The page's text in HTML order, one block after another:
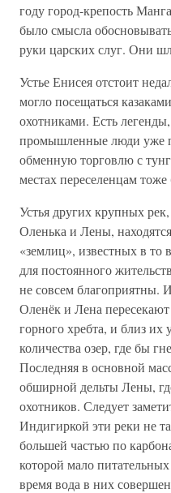
году город-крепость
было смысла
руки царских слуг. Они
Устье Енисея отстоит
могло посещаться
охотниками. Есть
промышленные люди уже
обменную торговлю с
местах переселенцам
Устья других крупных
Оленька и Лены,
«землиц», известных в то
для постоянного
не совсем благоприятны.
Оленёк и Лена пересекают
горного хребта, и близ их
количества озер, где бы
Последняя в основной
обширной дельты Лены,
охотников. Следует
Индигиркой эти реки не
большей частью по
которой мало
время вода в них